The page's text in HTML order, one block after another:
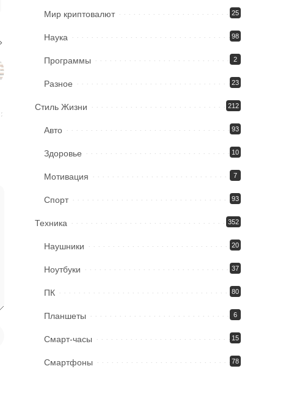
Мир криптовалют 25
Наука 98
Программы 2
Разное 23
Стиль Жизни 212
Авто 93
Здоровье 10
Мотивация 7
Спорт 93
Техника 352
Наушники 20
Ноутбуки 37
ПК 80
Планшеты 6
Смарт-часы 15
Смартфоны 78